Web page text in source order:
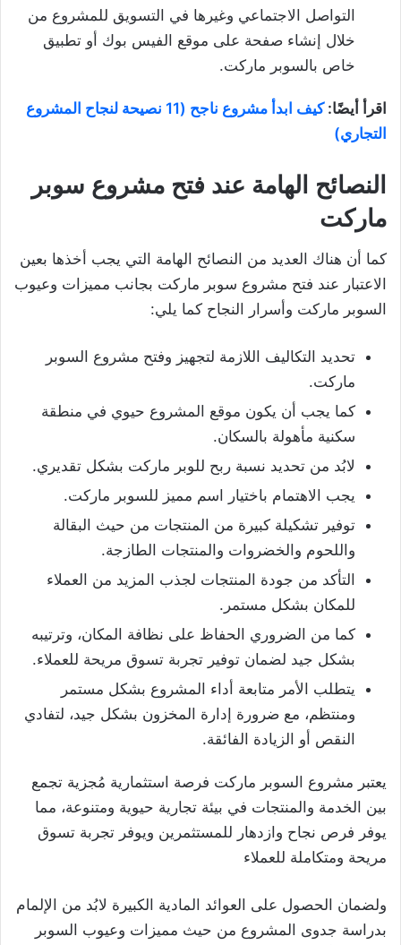
التواصل الاجتماعي وغيرها في التسويق للمشروع من
خلال إنشاء صفحة على موقع الفيس بوك أو تطبيق
خاص بالسوبر ماركت.
اقرأ أيضًا:
كيف ابدأ مشروع ناجح (11 نصيحة لنجاح المشروع
التجاري)
النصائح الهامة عند فتح مشروع سوبر
ماركت
كما أن هناك العديد من النصائح الهامة التي يجب أخذها بعين
الاعتبار عند فتح مشروع سوبر ماركت بجانب مميزات وعيوب
السوبر ماركت وأسرار النجاح كما يلي:
تحديد التكاليف اللازمة لتجهيز وفتح مشروع السوبر
ماركت.
كما يجب أن يكون موقع المشروع حيوي في منطقة
سكنية مأهولة بالسكان.
لابُد من تحديد نسبة ربح للوبر ماركت بشكل تقديري.
يجب الاهتمام باختيار اسم مميز للسوبر ماركت.
توفير تشكيلة كبيرة من المنتجات من حيث البقالة
واللحوم والخضروات والمنتجات الطازجة.
التأكد من جودة المنتجات لجذب المزيد من العملاء
للمكان بشكل مستمر.
كما من الضروري الحفاظ على نظافة المكان، وترتيبه
بشكل جيد لضمان توفير تجربة تسوق مريحة للعملاء.
يتطلب الأمر متابعة أداء المشروع بشكل مستمر
ومنتظم، مع ضرورة إدارة المخزون بشكل جيد، لتفادي
النقص أو الزيادة الفائقة.
يعتبر مشروع السوبر ماركت فرصة استثمارية مُجزية تجمع
بين الخدمة والمنتجات في بيئة تجارية حيوية ومتنوعة، مما
يوفر فرص نجاح وازدهار للمستثمرين ويوفر تجربة تسوق
مريحة ومتكاملة للعملاء
ولضمان الحصول على العوائد المادية الكبيرة لابُد من الإلمام
بدراسة جدوى المشروع من حيث مميزات وعيوب السوبر